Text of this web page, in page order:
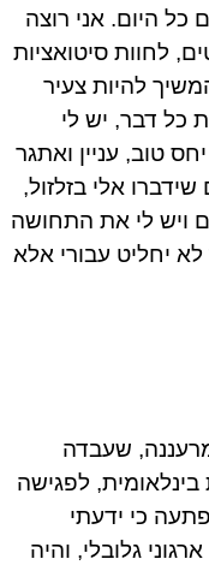
היום. אני רוצה
סיטואציות
להיות צעיר
דבר, יש לי
טוב, עניין ואתגר
אלי בזלזול,
לי את התחושה
עבורי אלא
נקראה טלי, בת 56 מרעננה, שעבדה
לפגישה
כי ידעתי
גלובלי, והיה